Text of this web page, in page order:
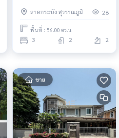
Wongwaen - Rama9 / 3
Bedrooms (FOR RENT) BZD253
ลาดกระบัง สุวรรณภูมิ 28
พื้นที่ : 56.00 ตร.ว.
3 2 2
ขาย